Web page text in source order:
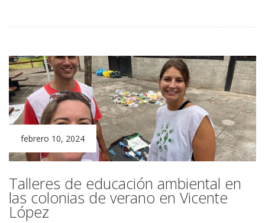
febrero 10, 2024
Talleres de educación ambiental en
las colonias de verano en Vicente
López